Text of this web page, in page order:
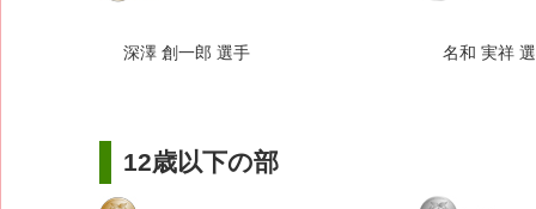
深澤 創一郎 選手 名和 実祥
12歳以下の部